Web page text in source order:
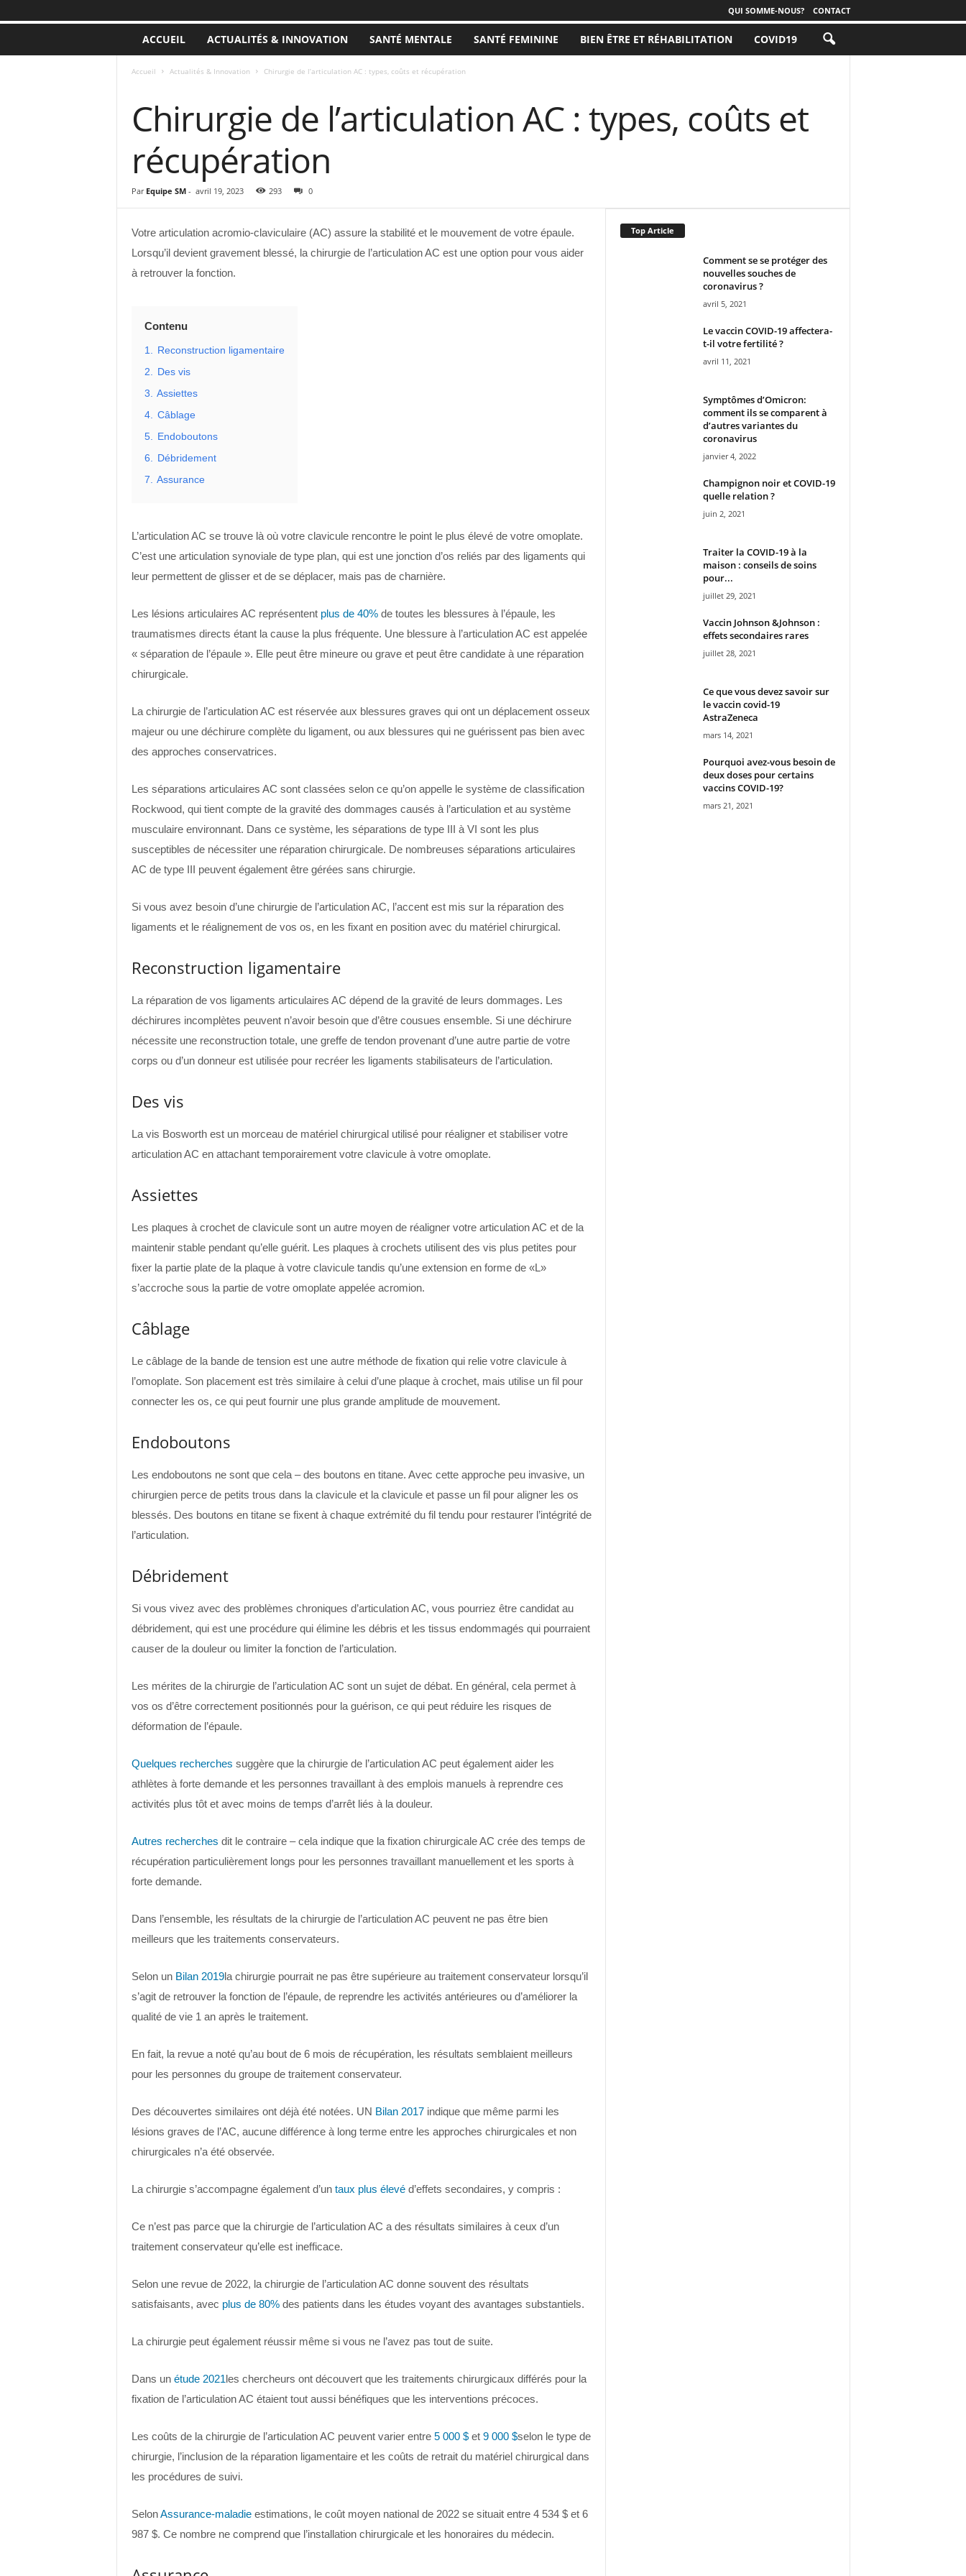
QUI SOMME-NOUS? CONTACT
ACCUEIL ACTUALITÉS & INNOVATION SANTÉ MENTALE SANTÉ FEMININE BIEN ÊTRE ET RÉHABILITATION COVID19
Accueil Actualités & Innovation Chirurgie de l’articulation AC : types, coûts et récupération
Chirurgie de l’articulation AC : types, coûts et
récupération
Par Equipe SM- avril 19, 2023 293 0
Votre articulation acromio-claviculaire (AC) assure la stabilité et le mouvement de votre épaule.
Lorsqu’il devient gravement blessé, la chirurgie de l’articulation AC est une option pour vous aider
à retrouver la fonction.
Contenu
1. Reconstruction ligamentaire
2. Des vis
3. Assiettes
4. Câblage
5. Endoboutons
6. Débridement
7. Assurance
L’articulation AC se trouve là où votre clavicule rencontre le point le plus élevé de votre omoplate.
C’est une articulation synoviale de type plan, qui est une jonction d’os reliés par des ligaments qui
leur permettent de glisser et de se déplacer, mais pas de charnière.
Les lésions articulaires AC représentent plus de 40%de toutes les blessures à l’épaule, les
traumatismes directs étant la cause la plus fréquente. Une blessure à l’articulation AC est appelée
« séparation de l’épaule ». Elle peut être mineure ou grave et peut être candidate à une réparation
chirurgicale.
La chirurgie de l’articulation AC est réservée aux blessures graves qui ont un déplacement osseux
majeur ou une déchirure complète du ligament, ou aux blessures qui ne guérissent pas bien avec
des approches conservatrices.
Les séparations articulaires AC sont classées selon ce qu’on appelle le système de classification
Rockwood, qui tient compte de la gravité des dommages causés à l’articulation et au système
musculaire environnant. Dans ce système, les séparations de type III à VI sont les plus
susceptibles de nécessiter une réparation chirurgicale. De nombreuses séparations articulaires
AC de type III peuvent également être gérées sans chirurgie.
Si vous avez besoin d’une chirurgie de l’articulation AC, l’accent est mis sur la réparation des
ligaments et le réalignement de vos os, en les fixant en position avec du matériel chirurgical.
Reconstruction ligamentaire
La réparation de vos ligaments articulaires AC dépend de la gravité de leurs dommages. Les
déchirures incomplètes peuvent n’avoir besoin que d’être cousues ensemble. Si une déchirure
nécessite une reconstruction totale, une greffe de tendon provenant d’une autre partie de votre
corps ou d’un donneur est utilisée pour recréer les ligaments stabilisateurs de l’articulation.
Des vis
La vis Bosworth est un morceau de matériel chirurgical utilisé pour réaligner et stabiliser votre
articulation AC en attachant temporairement votre clavicule à votre omoplate.
Assiettes
Les plaques à crochet de clavicule sont un autre moyen de réaligner votre articulation AC et de la
maintenir stable pendant qu’elle guérit. Les plaques à crochets utilisent des vis plus petites pour
fixer la partie plate de la plaque à votre clavicule tandis qu’une extension en forme de «L»
s’accroche sous la partie de votre omoplate appelée acromion.
Câblage
Le câblage de la bande de tension est une autre méthode de fixation qui relie votre clavicule à
l’omoplate. Son placement est très similaire à celui d’une plaque à crochet, mais utilise un fil pour
connecter les os, ce qui peut fournir une plus grande amplitude de mouvement.
Endoboutons
Les endoboutons ne sont que cela – des boutons en titane. Avec cette approche peu invasive, un
chirurgien perce de petits trous dans la clavicule et la clavicule et passe un fil pour aligner les os
blessés. Des boutons en titane se fixent à chaque extrémité du fil tendu pour restaurer l’intégrité de
l’articulation.
Débridement
Si vous vivez avec des problèmes chroniques d’articulation AC, vous pourriez être candidat au
débridement, qui est une procédure qui élimine les débris et les tissus endommagés qui pourraient
causer de la douleur ou limiter la fonction de l’articulation.
Les mérites de la chirurgie de l’articulation AC sont un sujet de débat. En général, cela permet à
vos os d’être correctement positionnés pour la guérison, ce qui peut réduire les risques de
déformation de l’épaule.
Quelques recherches suggère que la chirurgie de l’articulation AC peut également aider les
athlètes à forte demande et les personnes travaillant à des emplois manuels à reprendre ces
activités plus tôt et avec moins de temps d’arrêt liés à la douleur.
Autres recherches dit le contraire – cela indique que la fixation chirurgicale AC crée des temps de
récupération particulièrement longs pour les personnes travaillant manuellement et les sports à
forte demande.
Dans l’ensemble, les résultats de la chirurgie de l’articulation AC peuvent ne pas être bien
meilleurs que les traitements conservateurs.
Selon un Bilan 2019la chirurgie pourrait ne pas être supérieure au traitement conservateur lorsqu’il
s’agit de retrouver la fonction de l’épaule, de reprendre les activités antérieures ou d’améliorer la
qualité de vie 1 an après le traitement.
En fait, la revue a noté qu’au bout de 6 mois de récupération, les résultats semblaient meilleurs
pour les personnes du groupe de traitement conservateur.
Des découvertes similaires ont déjà été notées. UN Bilan 2017indique que même parmi les
lésions graves de l’AC, aucune différence à long terme entre les approches chirurgicales et non
chirurgicales n’a été observée.
La chirurgie s’accompagne également d’un taux plus élevéd’effets secondaires, y compris :
Ce n’est pas parce que la chirurgie de l’articulation AC a des résultats similaires à ceux d’un
traitement conservateur qu’elle est inefficace.
Selon une revue de 2022, la chirurgie de l’articulation AC donne souvent des résultats
satisfaisants, avec plus de 80%des patients dans les études voyant des avantages substantiels.
La chirurgie peut également réussir même si vous ne l’avez pas tout de suite.
Dans un étude 2021les chercheurs ont découvert que les traitements chirurgicaux différés pour la
fixation de l’articulation AC étaient tout aussi bénéfiques que les interventions précoces.
Les coûts de la chirurgie de l’articulation AC peuvent varier entre 5 000 $et 9 000 $selon le type de
chirurgie, l’inclusion de la réparation ligamentaire et les coûts de retrait du matériel chirurgical dans
les procédures de suivi.
SelonAssurance-maladieestimations, le coût moyen national de 2022 se situait entre 4 534 $ et 6
987 $. Ce nombre ne comprend que l’installation chirurgicale et les honoraires du médecin.
Top Article
Comment se se protéger des
nouvelles souches de
coronavirus ?
avril 5, 2021
Le vaccin COVID-19 affectera-
t-il votre fertilité ?
avril 11, 2021
Symptômes d’Omicron:
comment ils se comparent à
d’autres variantes du
coronavirus
janvier 4, 2022
Champignon noir et COVID-19
quelle relation ?
juin 2, 2021
Traiter la COVID-19 à la
maison : conseils de soins
pour...
juillet 29, 2021
Vaccin Johnson &Johnson :
effets secondaires rares
juillet 28, 2021
Ce que vous devez savoir sur
le vaccin covid-19
AstraZeneca
mars 14, 2021
Pourquoi avez-vous besoin de
deux doses pour certains
vaccins COVID-19?
mars 21, 2021